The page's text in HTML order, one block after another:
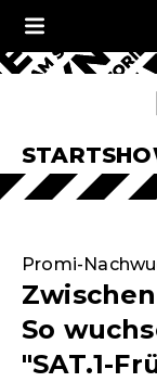
START
Promi-
So
"SAT.1-